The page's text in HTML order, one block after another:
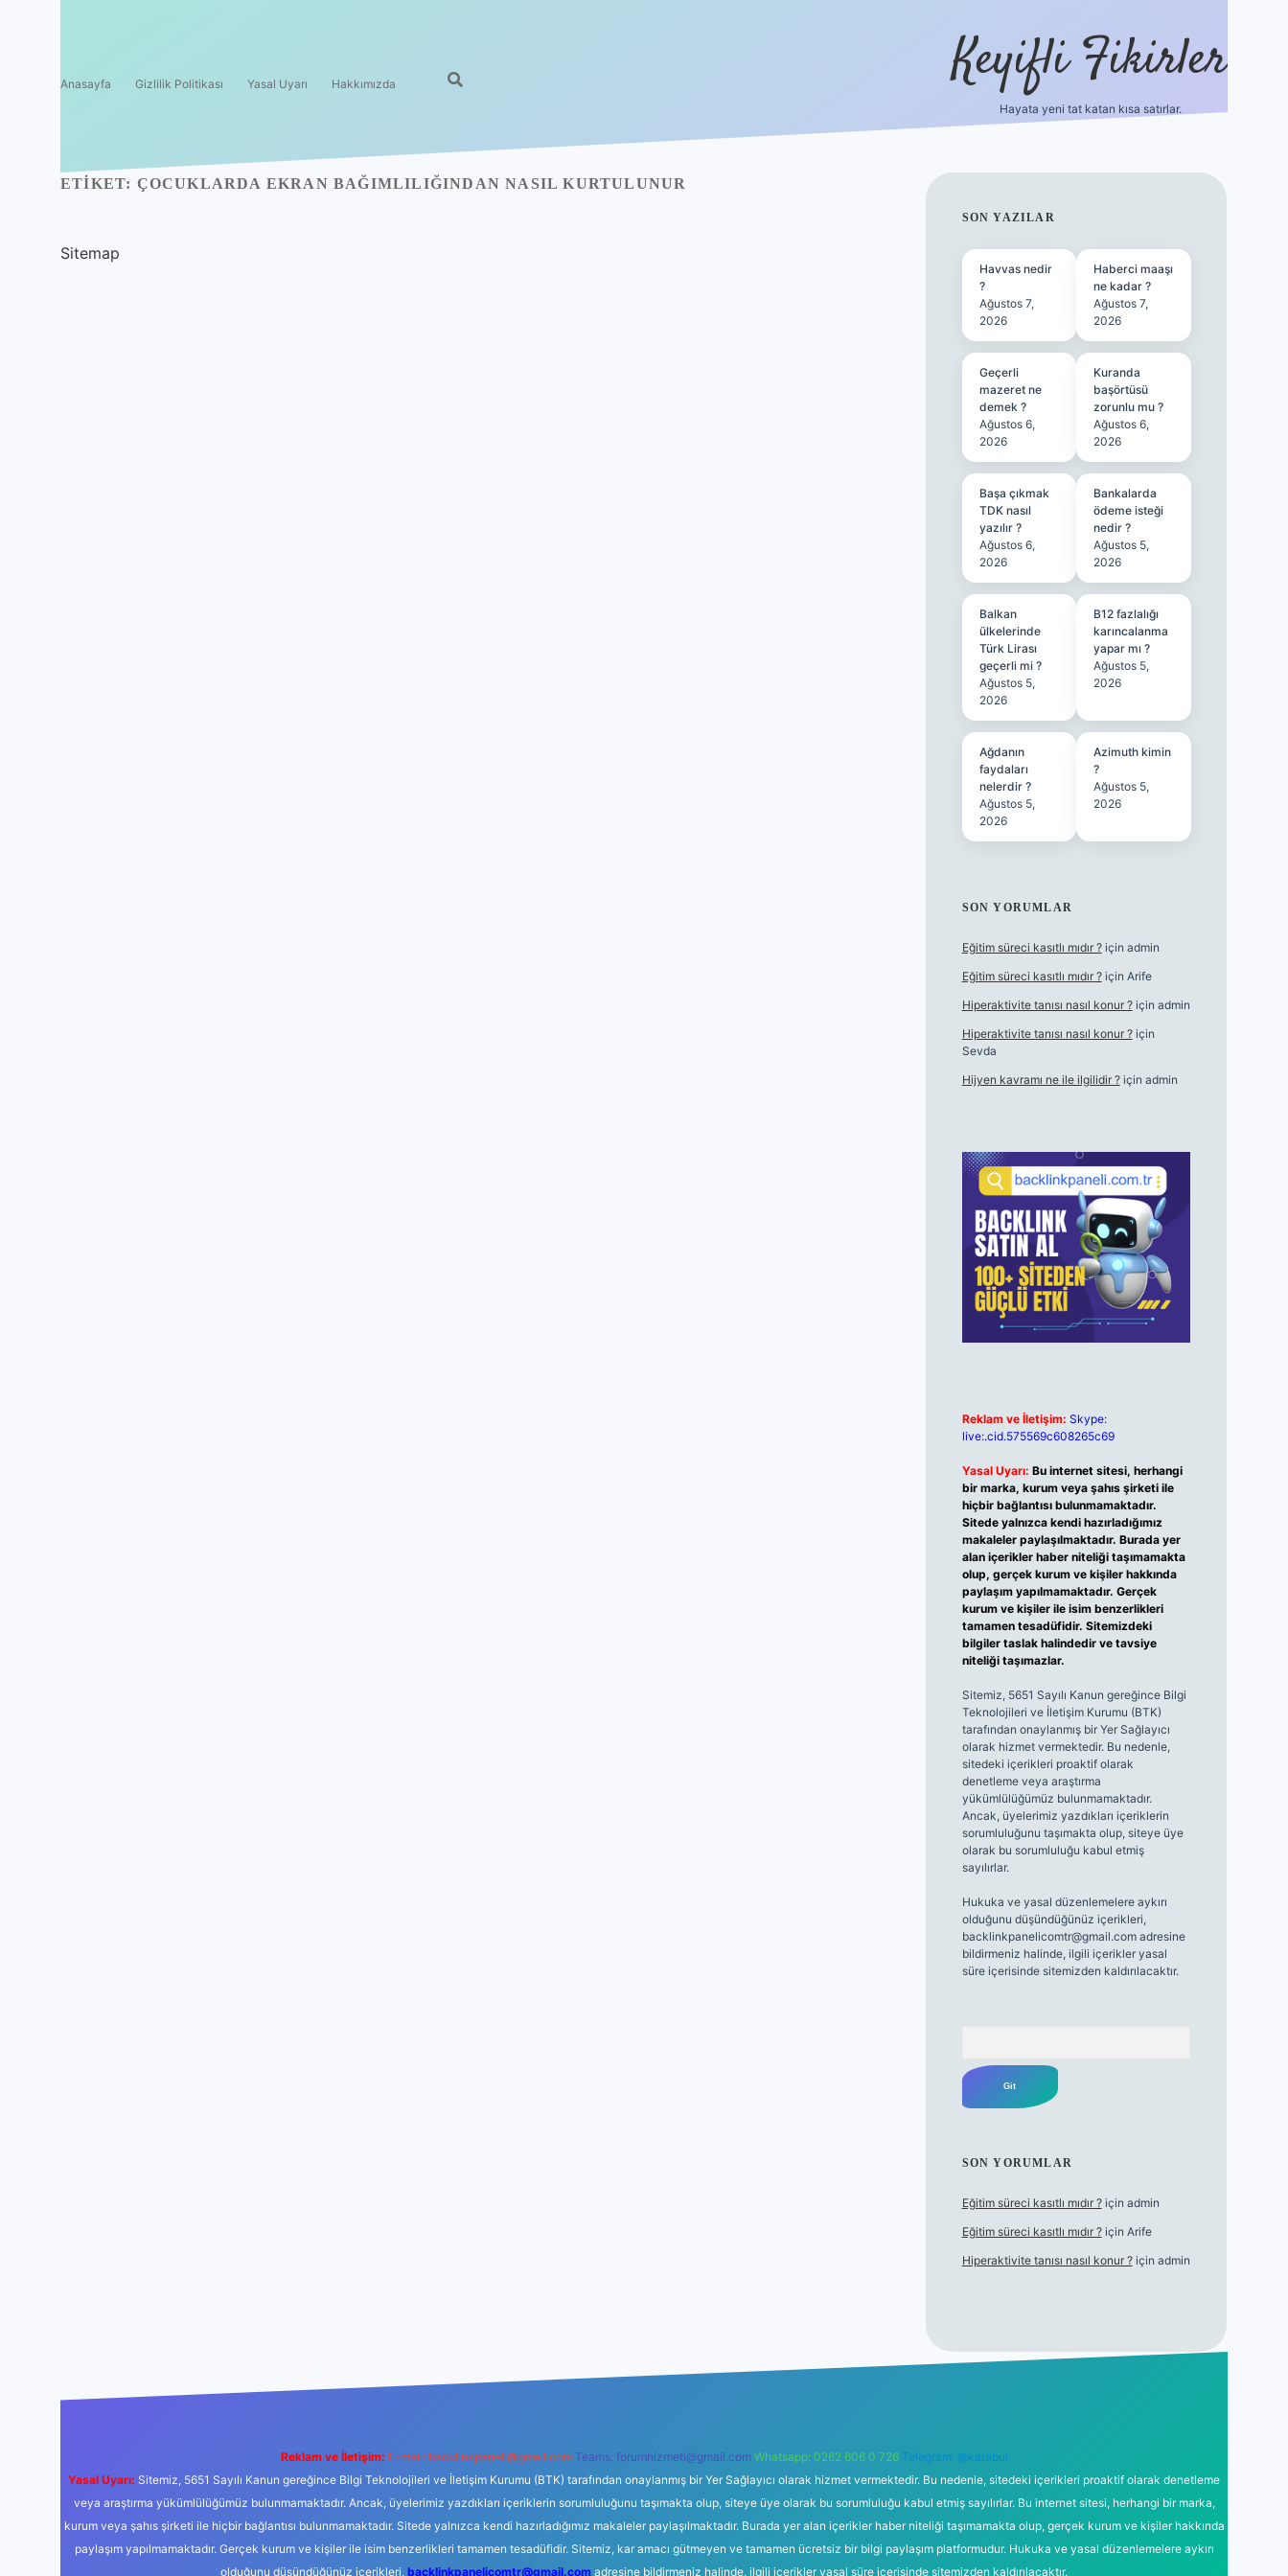
Anasayfa Gizlilik Politikası Yasal Uyarı Hakkımızda Keyifli Fikirler
Hayata yeni tat katan kısa satırlar.
ETIKET: ÇOCUKLARDA EKRAN BAĞIMLILIĞINDAN NASIL KURTULUNUR
Sitemap
SIDEBAR
SON YAZILAR
Havvas nedir
?
Ağustos 7,
2026
Haberci maaşı
ne kadar ?
Ağustos 7,
2026
Geçerli
mazeret ne
demek ?
Ağustos 6,
2026
Kuranda
başörtüsü
zorunlu mu ?
Ağustos 6,
2026
Başa çıkmak
TDK nasıl
yazılır ?
Ağustos 6,
2026
Bankalarda
ödeme isteği
nedir ?
Ağustos 5,
2026
Balkan
ülkelerinde
Türk Lirası
geçerli mi ?
Ağustos 5,
2026
B12 fazlalığı
karıncalanma
yapar mı ?
Ağustos 5,
2026
Ağdanın
faydaları
nelerdir ?
Ağustos 5,
2026
Azimuth kimin
?
Ağustos 5,
2026
SON YORUMLAR
Eğitim süreci kasıtlı mıdır ?için admin
Eğitim süreci kasıtlı mıdır ?için Arife
Hiperaktivite tanısı nasıl konur ?için admin
Hiperaktivite tanısı nasıl konur ?için
Sevda
Hijyen kavramı ne ile ilgilidir ?için admin
Reklam ve İletişim: Skype:
live:.cid.575569c608265c69
Yasal Uyarı: Bu internet sitesi, herhangi
bir marka, kurum veya şahıs şirketi ile
hiçbir bağlantısı bulunmamaktadır.
Sitede yalnızca kendi hazırladığımız
makaleler paylaşılmaktadır. Burada yer
alan içerikler haber niteliği taşımamakta
olup, gerçek kurum ve kişiler hakkında
paylaşım yapılmamaktadır. Gerçek
kurum ve kişiler ile isim benzerlikleri
tamamen tesadüfidir. Sitemizdeki
bilgiler taslak halindedir ve tavsiye
niteliği taşımazlar.
Sitemiz, 5651 Sayılı Kanun gereğince Bilgi
Teknolojileri ve İletişim Kurumu (BTK)
tarafından onaylanmış bir Yer Sağlayıcı
olarak hizmet vermektedir. Bu nedenle,
sitedeki içerikleri proaktif olarak
denetleme veya araştırma
yükümlülüğümüz bulunmamaktadır.
Ancak, üyelerimiz yazdıkları içeriklerin
sorumluluğunu taşımakta olup, siteye üye
olarak bu sorumluluğu kabul etmiş
sayılırlar.
Hukuka ve yasal düzenlemelere aykırı
olduğunu düşündüğünüz içerikleri,
backlinkpanelicomtr@gmail.comadresine
bildirmeniz halinde, ilgili içerikler yasal
süre içerisinde sitemizden kaldırılacaktır.
SON YORUMLAR
Eğitim süreci kasıtlı mıdır ?için admin
Eğitim süreci kasıtlı mıdır ?için Arife
Hiperaktivite tanısı nasıl konur ?için admin
vd casino giriş
Reklam ve İletişim: E-mail: backlinkpaneli@gmail.com Teams: forumhizmeti@gmail.com Whatsapp: 0262 606 0 726 Telegram: @karabul
Yasal Uyarı: Sitemiz, 5651 Sayılı Kanun gereğince Bilgi Teknolojileri ve İletişim Kurumu (BTK) tarafından onaylanmış bir Yer Sağlayıcı olarak hizmet vermektedir. Bu nedenle, sitedeki içerikleri proaktif olarak denetleme
veya araştırma yükümlülüğümüz bulunmamaktadır. Ancak, üyelerimiz yazdıkları içeriklerin sorumluluğunu taşımakta olup, siteye üye olarak bu sorumluluğu kabul etmiş sayılırlar. Bu internet sitesi, herhangi bir marka,
kurum veya şahıs şirketi ile hiçbir bağlantısı bulunmamaktadır. Sitede yalnızca kendi hazırladığımız makaleler paylaşılmaktadır. Burada yer alan içerikler haber niteliği taşımamakta olup, gerçek kurum ve kişiler hakkında
paylaşım yapılmamaktadır. Gerçek kurum ve kişiler ile isim benzerlikleri tamamen tesadüfidir. Sitemiz, kar amacı gütmeyen ve tamamen ücretsiz bir bilgi paylaşım platformudur. Hukuka ve yasal düzenlemelere aykırı
olduğunu düşündüğünüz içerikleri, backlinkpanelicomtr@gmail.com adresine bildirmeniz halinde, ilgili içerikler yasal süre içerisinde sitemizden kaldırılacaktır.